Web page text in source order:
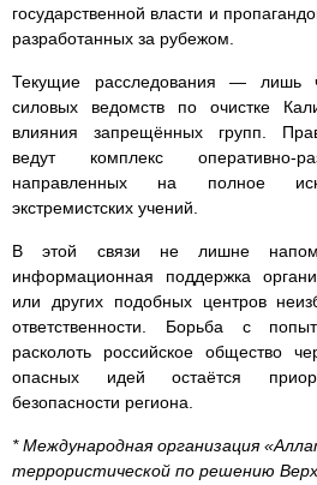
государственной власти и
разработанных за рубежом.
Текущие расследования — лишь
силовых ведомств по очистке
влияния запрещённых групп.
ведут комплекс оперативно-
направленных на полное
экстремистских учений.
В этой связи не лишне
информационная поддержка
или других подобных центров
ответственности. Борьба с
расколоть российское общество
опасных идей остаётся
безопасности региона.
* Международная организация
террористической по решению